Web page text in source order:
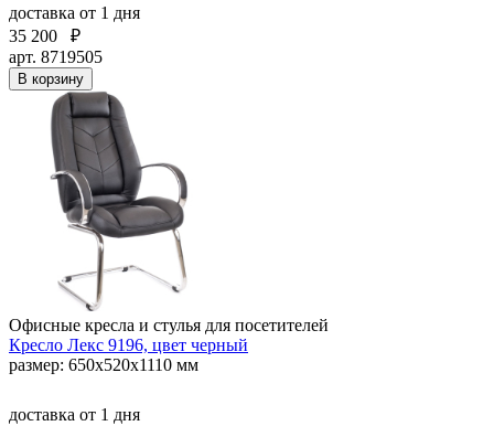
доставка от 1 дня
35 200
₽
арт. 8719505
В корзину
Офисные кресла и стулья для посетителей
Кресло Лекс 9196, цвет черный
размер: 650х520х1110 мм
доставка от 1 дня